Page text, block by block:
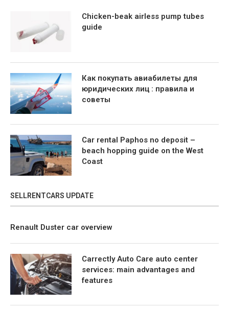
Chicken-beak airless pump tubes
guide
Как покупать авиабилеты для
юридических лиц : правила и
советы
Car rental Paphos no deposit –
beach hopping guide on the West
Coast
SELLRENTCARS UPDATE
Renault Duster car overview
Carrectly Auto Care auto center
services: main advantages and
features